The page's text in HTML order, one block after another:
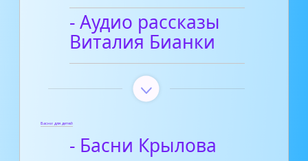
- Аудио рассказы
Виталия Бианки
Басни для детей
- Басни Крылова